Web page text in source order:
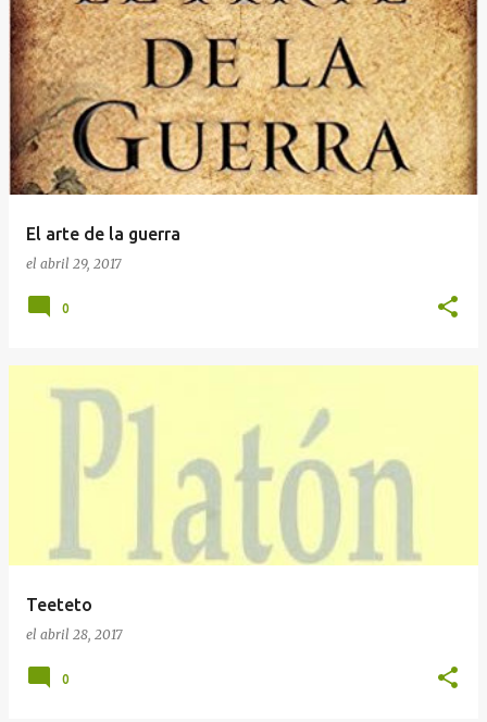
El arte de la guerra
el abril 29, 2017
0
Teeteto
el abril 28, 2017
0